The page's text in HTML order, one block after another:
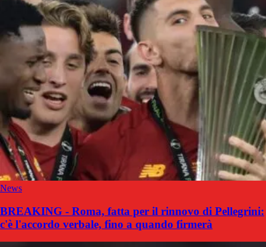
News
BREAKING - Roma, fatta per il rinnovo di Pellegrini:
c'è l'accordo verbale, fino a quando firmerà